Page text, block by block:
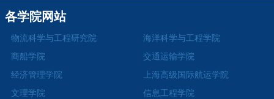
各学院网站
物流科学与工程研究院
海洋科学与工程学院
商船学院
交通运输学院
经济管理学院
上海高级国际航运学院
文理学院
信息工程学院